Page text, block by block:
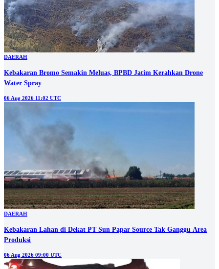
DAERAH
Kebakaran Bromo Semakin Meluas, BPBD Jatim Kerahkan Drone
Water Spray
06 Aug 2026 11:02 UTC
DAERAH
Kebakaran Lahan di Dekat PT Sun Papar Source Tak Ganggu Area
Produksi
06 Aug 2026 09:00 UTC